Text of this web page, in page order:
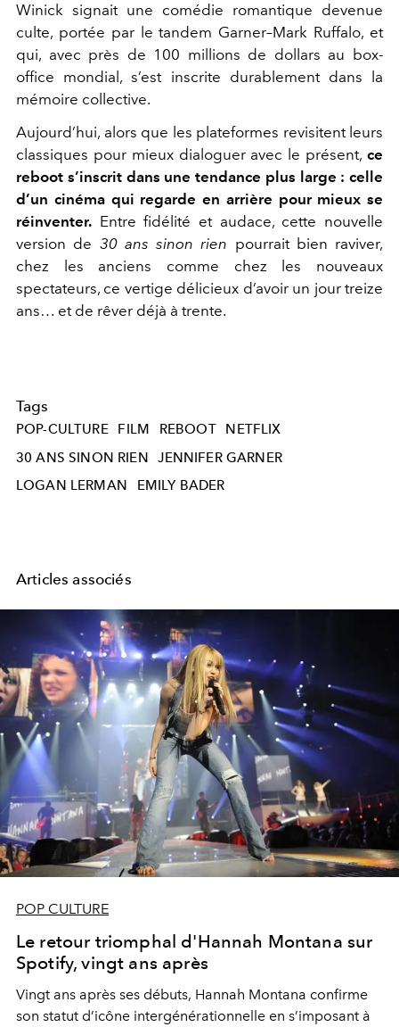
Winick signait une comédie romantique devenue
culte, portée par le tandem Garner–Mark Ruffalo, et
qui, avec près de 100 millions de dollars au box-
office mondial, s’est inscrite durablement dans la
mémoire collective.
Aujourd’hui, alors que les plateformes revisitent leurs
classiques pour mieux dialoguer avec le présent, ce
reboot s’inscrit dans une tendance plus large : celle
d’un cinéma qui regarde en arrière pour mieux se
réinventer. Entre fidélité et audace, cette nouvelle
version de 30 ans sinon rien pourrait bien raviver,
chez les anciens comme chez les nouveaux
spectateurs, ce vertige délicieux d’avoir un jour treize
ans… et de rêver déjà à trente.
Tags
POP-CULTURE FILM REBOOT
NETFLIX
30 ANS SINON RIEN
JENNIFER GARNER
LOGAN LERMAN
EMILY BADER
Articles associés
POP CULTURE
Le retour triomphal d'Hannah Montana sur
Spotify, vingt ans après
Vingt ans après ses débuts, Hannah Montana confirme
son statut d’icône intergénérationnelle en s’imposant à